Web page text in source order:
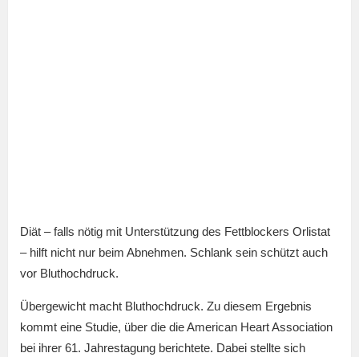
Diät – falls nötig mit Unterstützung des Fettblockers Orlistat
– hilft nicht nur beim Abnehmen. Schlank sein schützt auch
vor Bluthochdruck.
Übergewicht macht Bluthochdruck. Zu diesem Ergebnis
kommt eine Studie, über die die American Heart Association
bei ihrer 61. Jahrestagung berichtete. Dabei stellte sich